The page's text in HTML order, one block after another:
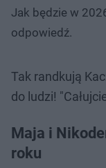
Jak będzie w
odpowiedź.
Tak randkują
do ludzi!
Maja i
roku